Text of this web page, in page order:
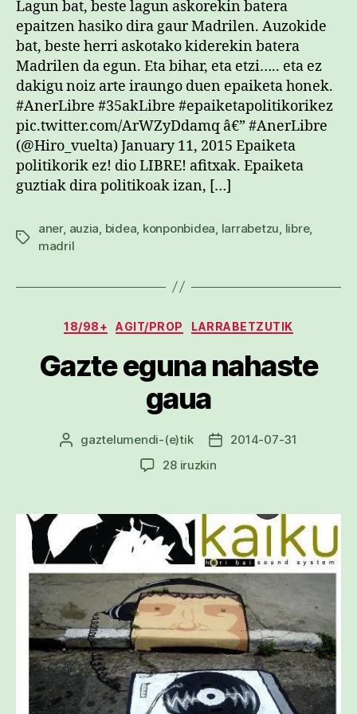
Lagun bat, beste lagun askorekin batera
epaitzen hasiko dira gaur Madrilen. Auzokide
bat, beste herri askotako kiderekin batera
Madrilen da egun. Eta bihar, eta etzi….. eta ez
dakigu noiz arte iraungo duen epaiketa honek.
#AnerLibre #35akLibre #epaiketapolitikorikez
pic.twitter.com/ArWZyDdamq â€” #AnerLibre
(@Hiro_vuelta) January 11, 2015 Epaiketa
politikorik ez! dio LIBRE! afitxak. Epaiketa
guztiak dira politikoak izan, […]
Etiketak
aner, auzia bidea konponbidea larrabetzu libre,
madril
Kategoriak
18/98+ AGIT/PROP LARRABETZUTIK
Gazte eguna nahaste
gaua
Argitalpenaren
gaztelumendi-(e)tik
Argitalpenaren
2014-07-31
28 iruzkinGazte
gaua
sarreran